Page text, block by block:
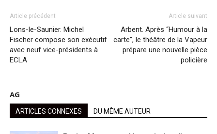
Article précédent
Lons-le-Saunier. Michel
Fischer compose son exécutif
avec neuf vice-présidents à
ECLA
Article suivant
Arbent. Après “Humour à la
carte”, le théâtre de la Vapeur
prépare une nouvelle pièce
policière
AG
ARTICLES CONNEXES DU MÊME AUTEUR